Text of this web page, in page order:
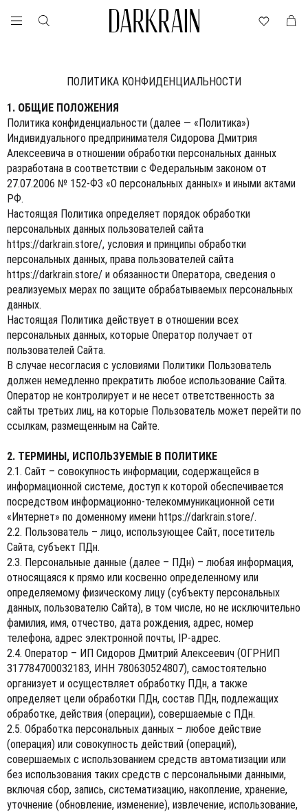
ПОЛИТИКА КОНФИДЕНЦИАЛЬНОСТИ
1. ОБЩИЕ ПОЛОЖЕНИЯ
Политика конфиденциальности (далее — «Политика»)
Индивидуального предпринимателя Сидорова Дмитрия
Алексеевича в отношении обработки персональных данных
разработана в соответствии с Федеральным законом от
27.07.2006 № 152-ФЗ «О персональных данных» и иными актами
РФ.
Настоящая Политика определяет порядок обработки
персональных данных пользователей сайта
https://darkrain.store/, условия и принципы обработки
персональных данных, права пользователей сайта
https://darkrain.store/ и обязанности Оператора, сведения о
реализуемых мерах по защите обрабатываемых персональных
данных.
Настоящая Политика действует в отношении всех
персональных данных, которые Оператор получает от
пользователей Сайта.
В случае несогласия с условиями Политики Пользователь
должен немедленно прекратить любое использование Сайта.
Оператор не контролирует и не несет ответственность за
сайты третьих лиц, на которые Пользователь может перейти по
ссылкам, размещенным на Сайте.
2. ТЕРМИНЫ, ИСПОЛЬЗУЕМЫЕ В ПОЛИТИКЕ
2.1. Сайт – совокупность информации, содержащейся в
информационной системе, доступ к которой обеспечивается
посредством информационно-телекоммуникационной сети
«Интернет» по доменному имени https://darkrain.store/.
2.2. Пользователь – лицо, использующее Сайт, посетитель
Сайта, субъект ПДн.
2.3. Персональные данные (далее – ПДн) – любая информация,
относящаяся к прямо или косвенно определенному или
определяемому физическому лицу (субъекту персональных
данных, пользователю Сайта), в том числе, но не исключительно
фамилия, имя, отчество, дата рождения, адрес, номер
телефона, адрес электронной почты, IP-адрес.
2.4. Оператор – ИП Сидоров Дмитрий Алексеевич (ОГРНИП
317784700032183, ИНН 780630524807), самостоятельно
организует и осуществляет обработку ПДн, а также
определяет цели обработки ПДн, состав ПДн, подлежащих
обработке, действия (операции), совершаемые с ПДн.
2.5. Обработка персональных данных – любое действие
(операция) или совокупность действий (операций),
совершаемых с использованием средств автоматизации или
без использования таких средств с персональными данными,
включая сбор, запись, систематизацию, накопление, хранение,
уточнение (обновление, изменение), извлечение, использование,